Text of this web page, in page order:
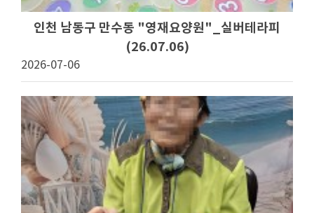
인천 남동구 만수동 "영재요양원"_실버테라피
(26.07.06)
2026-07-06